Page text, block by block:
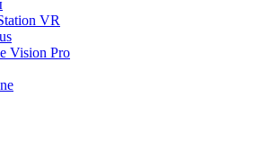
VR
Vision Pro